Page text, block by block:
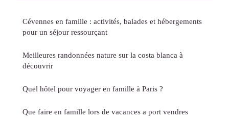
Cévennes en famille : activités, balades et hébergements
pour un séjour ressourçant
Meilleures randonnées nature sur la costa blanca à
découvrir
Quel hôtel pour voyager en famille à Paris ?
Que faire en famille lors de vacances a port vendres